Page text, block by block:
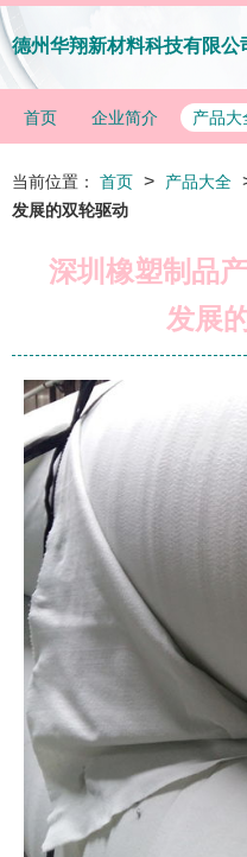
德州华翔新材料科技有限公
首页 企业简介 产品大
当前位置： 首页 > 产品大全
发展的双轮驱动
深圳橡塑制品
发展